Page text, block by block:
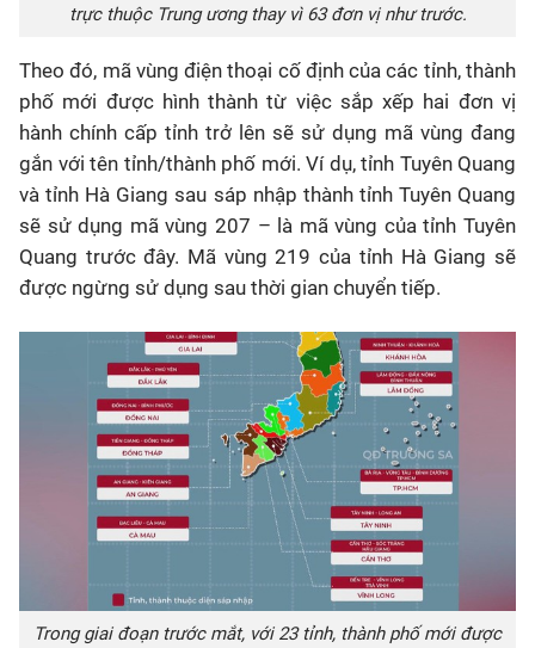
trực thuộc Trung ương thay vì 63 đơn vị như trước.
Theo đó, mã vùng điện thoại cố định của các tỉnh, thành
phố mới được hình thành từ việc sắp xếp hai đơn vị
hành chính cấp tỉnh trở lên sẽ sử dụng mã vùng đang
gắn với tên tỉnh/thành phố mới. Ví dụ, tỉnh Tuyên Quang
và tỉnh Hà Giang sau sáp nhập thành tỉnh Tuyên Quang
sẽ sử dụng mã vùng 207 – là mã vùng của tỉnh Tuyên
Quang trước đây. Mã vùng 219 của tỉnh Hà Giang sẽ
được ngừng sử dụng sau thời gian chuyển tiếp.
Trong giai đoạn trước mắt, với 23 tỉnh, thành phố mới được